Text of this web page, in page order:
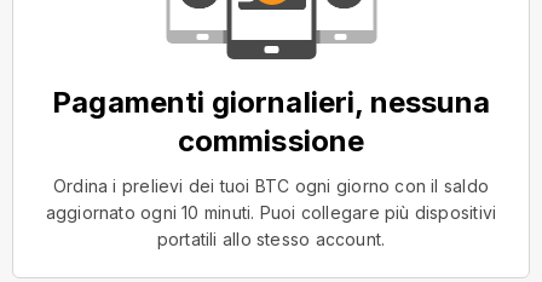
Pagamenti giornalieri, nessuna
commissione
Ordina i prelievi dei tuoi BTC ogni giorno con il saldo
aggiornato ogni 10 minuti. Puoi collegare più dispositivi
portatili allo stesso account.